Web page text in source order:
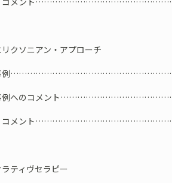
クソニアン・アプローチ
のコメント
ント
ティヴセラピー